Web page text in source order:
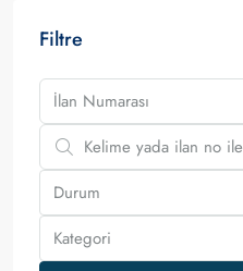
Filtre
Durum
Kategori